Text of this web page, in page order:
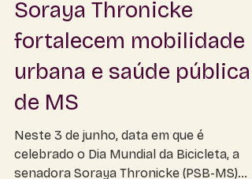
investimentos de
Soraya Thronicke
fortalecem mobilidade
urbana e saúde pública
de MS
Neste 3 de junho, data em que é